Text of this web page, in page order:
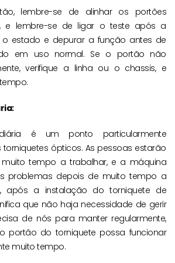
lembre-se de alinhar os portões
e lembre-se de ligar o teste após a
o estado e depurar a função antes de
em uso normal. Se o portão não
verifique a linha ou o chassis, e
é um ponto particularmente
ópticos. As pessoas estarão
tempo a trabalhar, e a máquina
problemas depois de muito tempo a
após a instalação do torniquete de
que não haja necessidade de gerir
de nós para manter regularmente,
portão do torniquete possa funcionar
muito tempo.